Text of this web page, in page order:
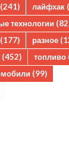
(241) лайфхак
технологии
(177) разное
(452) топливо
(99)